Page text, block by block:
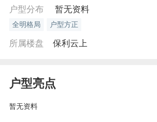
户型分布
暂无资料
全明格局 户型方正
所属楼盘 保利云上
户型亮点
暂无资料